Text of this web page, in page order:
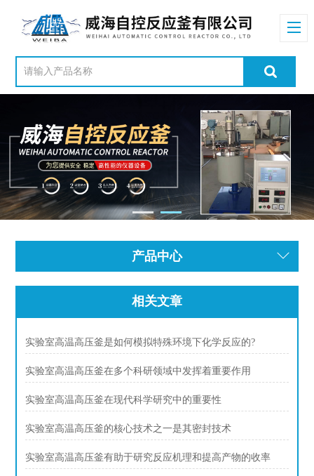
产品中心
相关文章
实验室高温高压釜是如何模拟特殊环境下化学反应的?
实验室高温高压釜在多个科研领域中发挥着重要作用
实验室高温高压釜在现代科学研究中的重要性
实验室高温高压釜的核心技术之一是其密封技术
实验室高温高压釜有助于研究反应机理和提高产物的收率